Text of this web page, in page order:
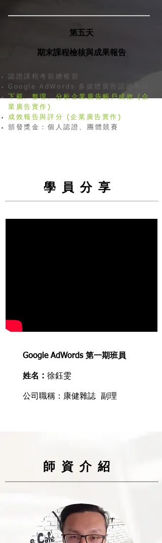
認證課程考前總複習
Google AdWords 多媒體廣告認證考試
下載、整理、分析企業廣告帳戶成效 (企
業廣告實作)
成效報告與評分 (企業廣告實作)
頒發獎金：個人認證、團體競賽
第五天
期末課程檢核與成果報告
Google AdWords 第一期班員
姓名 : 徐鈺雯
公司職稱：康健雜誌 副理
學員分享
師資介紹